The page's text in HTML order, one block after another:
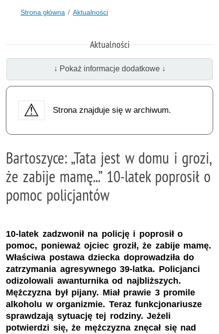
Strona główna Aktualności
Aktualności
↓ Pokaż informacje dodatkowe ↓
Strona znajduje się w archiwum.
Bartoszyce: „Tata jest w domu i grozi,
że zabije mamę...” 10-latek poprosił o
pomoc policjantów
10-latek zadzwonił na policję i poprosił o
pomoc, ponieważ ojciec groził, że zabije mamę.
Właściwa postawa dziecka doprowadziła do
zatrzymania agresywnego 39-latka. Policjanci
odizolowali awanturnika od najbliższych.
Mężczyzna był pijany. Miał prawie 3 promile
alkoholu w organizmie. Teraz funkcjonariusze
sprawdzają sytuację tej rodziny. Jeżeli
potwierdzi się, że mężczyzna znęcał się nad